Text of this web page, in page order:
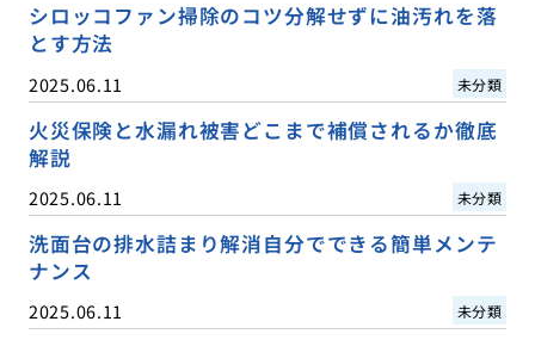
シロッコファン掃除のコツ分解せずに油汚れを落
とす方法
2025.06.11 未分類
火災保険と水漏れ被害どこまで補償されるか徹底
解説
2025.06.11 未分類
洗面台の排水詰まり解消自分でできる簡単メンテ
ナンス
2025.06.11 未分類